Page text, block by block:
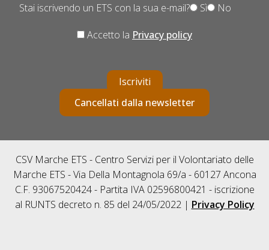
Stai iscrivendo un ETS con la sua e-mail? Sì No
Accetto la Privacy policy
Iscriviti
Cancellati dalla newsletter
CSV Marche ETS - Centro Servizi per il Volontariato delle
Marche ETS - Via Della Montagnola 69/a - 60127 Ancona
C.F. 93067520424 - Partita IVA 02596800421 - iscrizione
al RUNTS decreto n. 85 del 24/05/2022 | Privacy Policy